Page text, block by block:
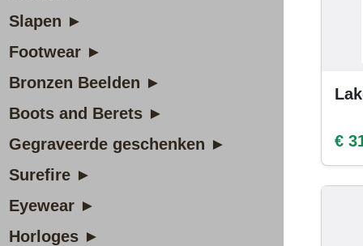
Slapen ►
Footwear ►
Bronzen Beelden ►
Boots and Berets ►
Gegraveerde geschenken ►
Surefire ►
Eyewear ►
Horloges ►
€